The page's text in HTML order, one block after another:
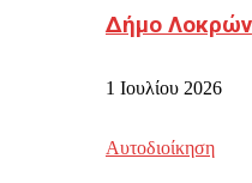
Δήμο Λοκρών
1 Ιουλίου 2026
Αυτοδιοίκηση